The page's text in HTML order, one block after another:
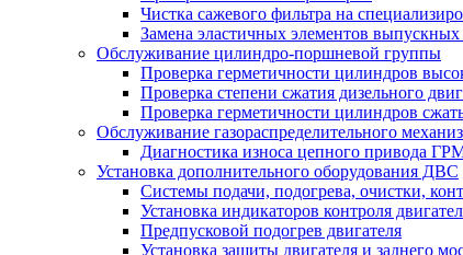
Чистка сажевого фильтра на
Замена эластичных элементов выпускных
Обслуживание цилиндро-поршневой группы
Проверка герметичности цилиндров
Проверка степени сжатия дизельного
Проверка герметичности цилиндров
Обслуживание газораспределительного
Диагностика износа цепного привода
Установка дополнительного оборудования ДВС
Системы подачи, подогрева, очистки,
Установка индикаторов контроля
Предпусковой подогрев двигателя
Установка защиты двигателя и заднего